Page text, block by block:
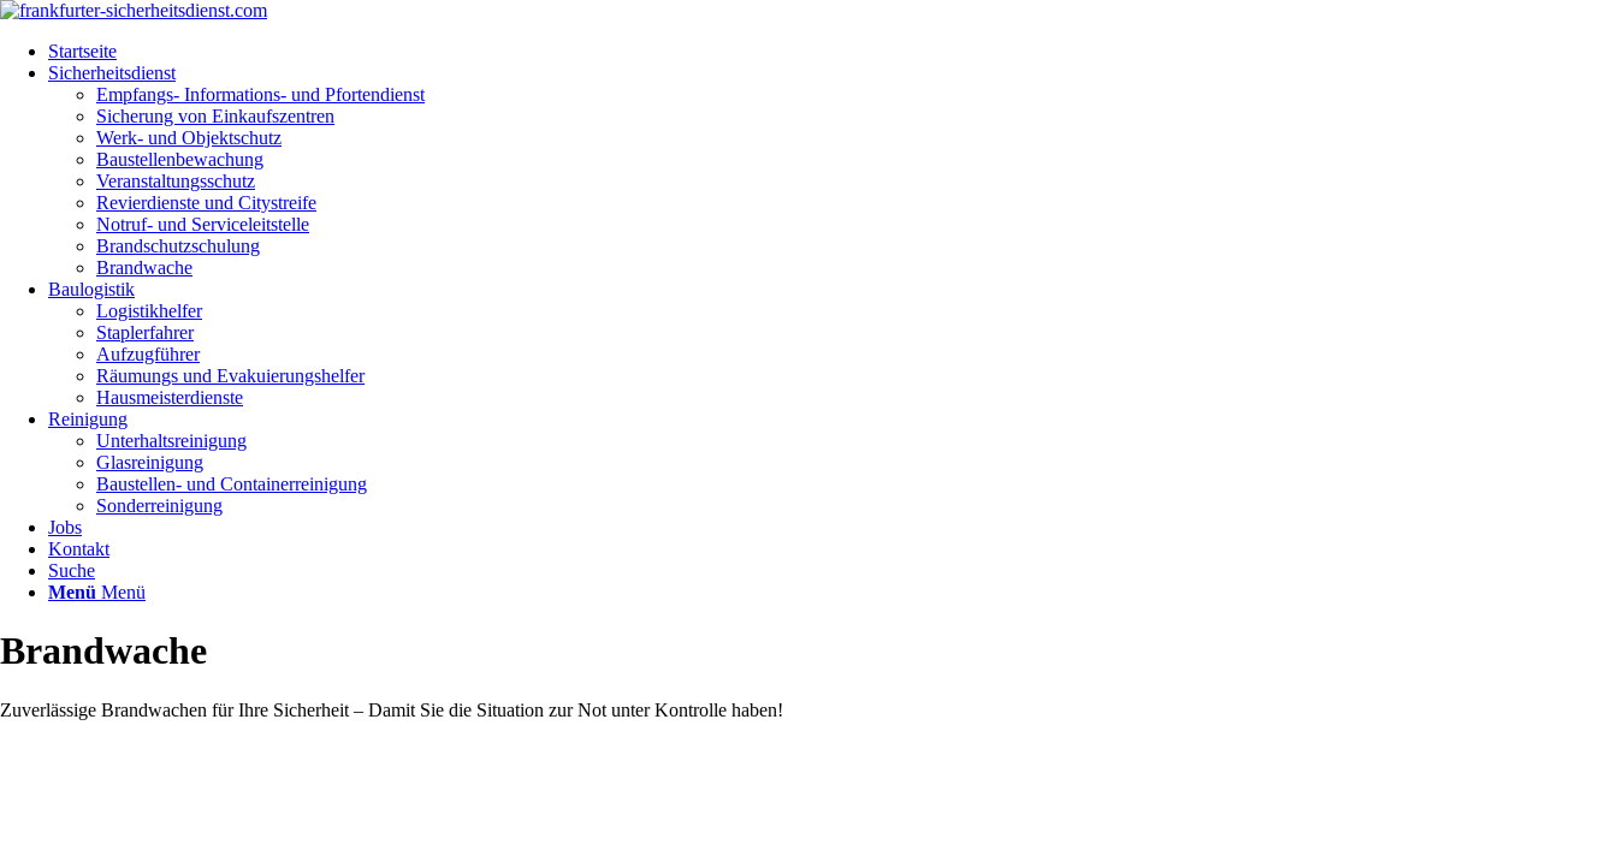
Startseite
Sicherheitsdienst
Empfangs- Informations- und Pfortendienst
Sicherung von Einkaufszentren
Werk- und Objektschutz
Baustellenbewachung
Veranstaltungsschutz
Revierdienste und Citystreife
Notruf- und Serviceleitstelle
Brandschutzschulung
Brandwache
Baulogistik
Logistikhelfer
Staplerfahrer
Aufzugführer
Räumungs und Evakuierungshelfer
Hausmeisterdienste
Reinigung
Unterhaltsreinigung
Glasreinigung
Baustellen- und Containerreinigung
Sonderreinigung
Jobs
Kontakt
Suche
Menü Menü
Brandwache
Zuverlässige Brandwachen für Ihre Sicherheit – Damit Sie die Situation zur Not unter Kontrolle haben!